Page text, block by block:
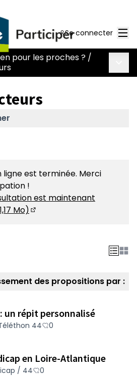
Se connecter
pour les proches ? /
ligne est terminée. Merci
!
est maintenant
Mo)
des propositions par :
un répit personnalisé
44 0
en Loire-Atlantique
/ 44 0